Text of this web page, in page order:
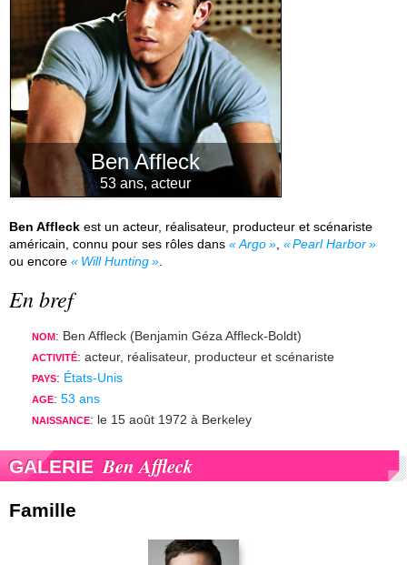
Ben Affleck
53 ans, acteur
Ben Affleck est un acteur, réalisateur, producteur et scénariste
américain, connu pour ses rôles dans
Argo ,
Pearl Harbor
ou encore
Will Hunting .
En bref
NOM : Ben Affleck (Benjamin Géza Affleck-Boldt)
ACTIVITÉ: acteur, réalisateur, producteur et scénariste
PAYS: États-Unis
AGE: 53 ans
NAISSANCE: le 15 août 1972 à Berkeley
GALERIE Ben Affleck
Famille